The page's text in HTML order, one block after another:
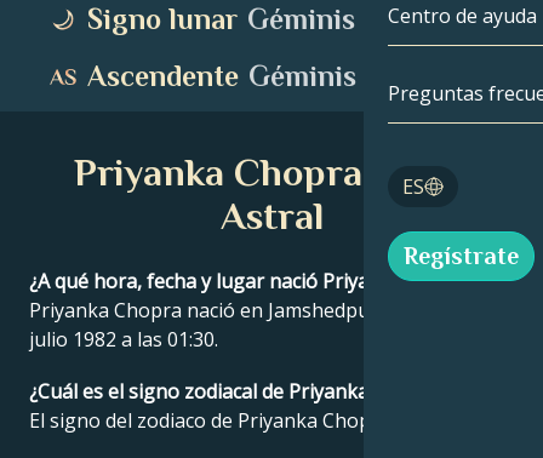
Leo
Virgo
Sagitario
Tarot
Números de
Centro de ayuda
Preguntas
ES
English
Regístrate
Signo lunar Géminis
Ascendente Géminis
Priyanka Chopra Carta
Astral
¿A qué hora, fecha y lugar nació Priyanka Chopra?
Priyanka Chopra nació en Jamshedpur, India el 18
julio 1982 a las 01:30.
¿Cuál es el signo zodiacal de Priyanka Chopra?
El signo del zodiaco de Priyanka Chopra es Cáncer.